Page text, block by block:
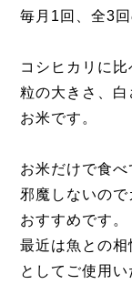
毎月1回、全3
コシヒカリに比
粒の大きさ、
お米です。
お米だけで食
邪魔しないの
おすすめです。
最近は魚との
としてご使用い